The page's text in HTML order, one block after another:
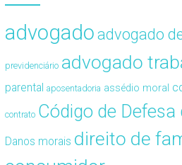
advogado advogado
previdenciário advogado
parental aposentadoria assédio moral
contrato Código de
Danos morais direito de